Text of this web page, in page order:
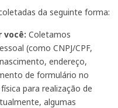
da seguinte forma:
você: Coletamos
(como CNPJ/CPF,
endereço,
de formulário no
para realização de
algumas